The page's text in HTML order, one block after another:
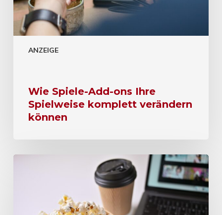
ANZEIGE
Wie Spiele-Add-ons Ihre
Spielweise komplett verändern
können